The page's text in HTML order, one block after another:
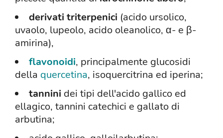
derivati triterpenici (acido ursolico,
uvaolo, lupeolo, acido oleanolico, α- e β-
amirina),
flavonoidi, principalmente glucosidi
della quercetina, isoquercitrina ed iperina;
tannini dei tipi dell'acido gallico ed
ellagico, tannini catechici e gallato di
arbutina;